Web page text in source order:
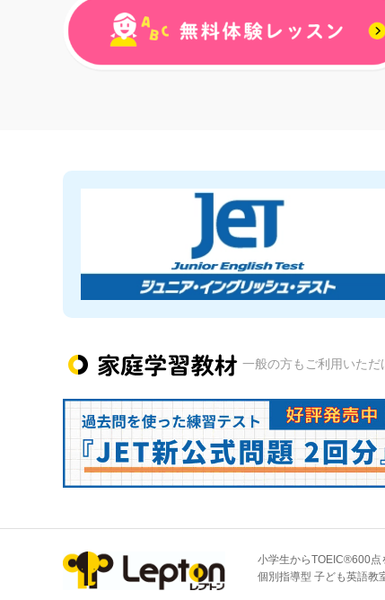
一般の方もご利用いただ
小学生からTOEIC®600点
個別指導型 子ども英語教